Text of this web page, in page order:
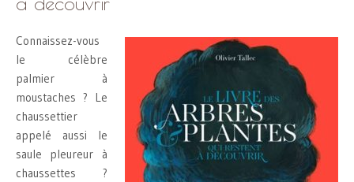
Connaissez-vous
le célèbre
palmier à
moustaches ? Le
chaussettier
appelé aussi le
saule pleureur à
chaussettes ?